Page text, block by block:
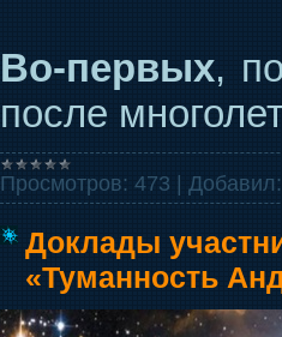
Во-первых,
после
Просмотров: 473 | Добавил:
Доклады
«Туманность